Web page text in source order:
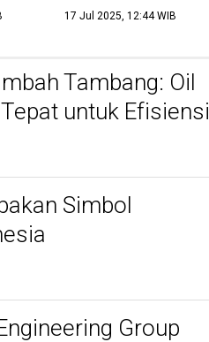
17 Jul 2025, 12:44 WIB
Tambang: Oil
untuk Efisiensi
Simbol
Group